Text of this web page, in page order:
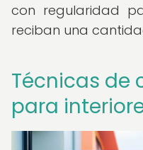
con regularidad
reciban una
Técnicas de
para